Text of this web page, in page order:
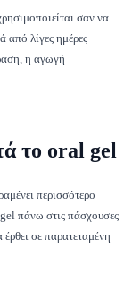
σαν να
από λίγες ημέρες
η αγωγή
το oral gel
περισσότερο
πάνω στις πάσχουσες
σε παρατεταμένη